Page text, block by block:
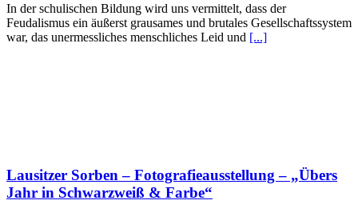
In der schulischen Bildung wird uns vermittelt, dass der
Feudalismus ein äußerst grausames und brutales Gesellschaftssystem
war, das unermessliches menschliches Leid und [...]
Lausitzer Sorben – Fotografieausstellung – „Übers
Jahr in Schwarzweiß & Farbe“